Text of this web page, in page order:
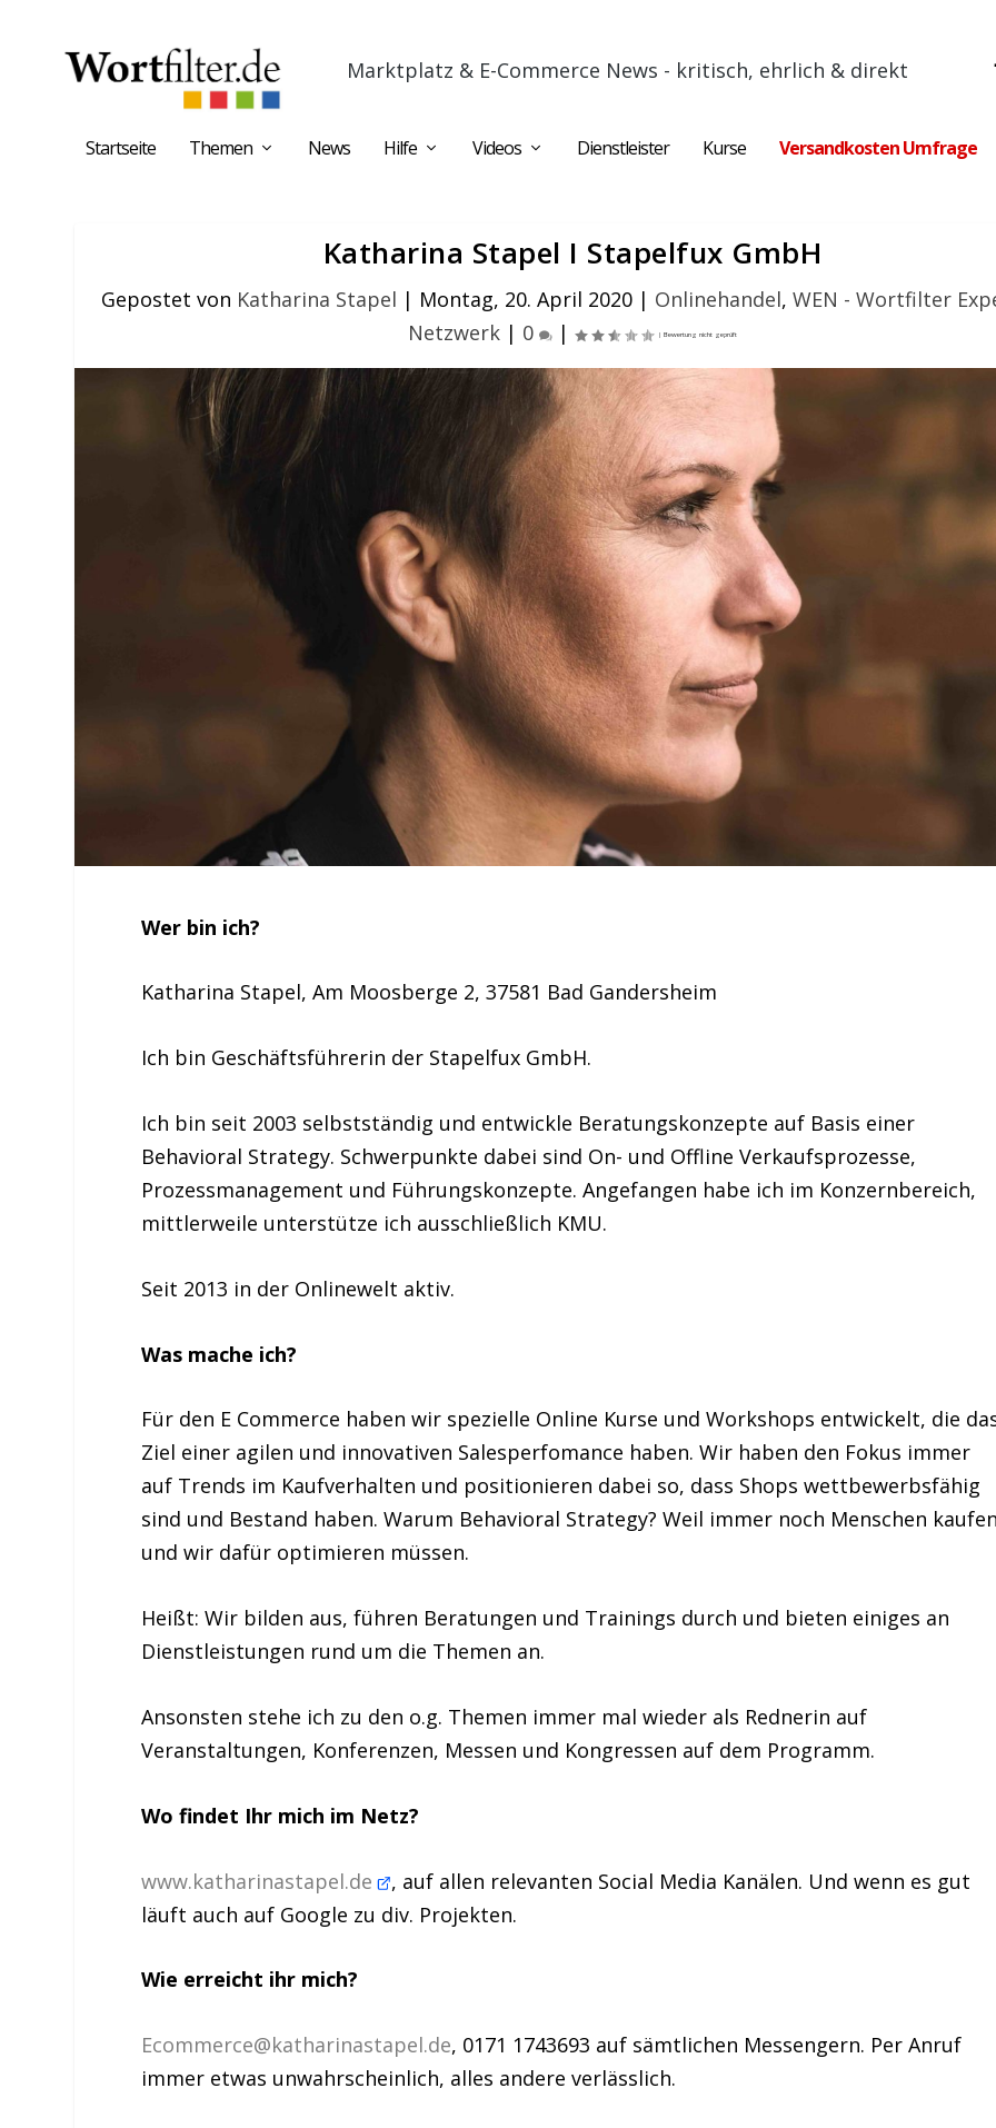
Marktplatz & E-Commerce News - kritisch, ehrlich & direkt
Startseite Themen News Hilfe Videos Dienstleister Kurse Versandkosten Umfrage
Katharina Stapel I Stapelfux GmbH
Gepostet von Katharina Stapel | Montag, 20. April 2020| Onlinehandel, WEN - Wortfilter
Netzwerk| 0 |
Wer bin ich?
Katharina Stapel, Am Moosberge 2, 37581 Bad Gandersheim
Ich bin Geschäftsführerin der Stapelfux GmbH.
Ich bin seit 2003 selbstständig und entwickle Beratungskonzepte auf Basis einer
Behavioral Strategy. Schwerpunkte dabei sind On- und Offline Verkaufsprozesse,
Prozessmanagement und Führungskonzepte. Angefangen habe ich im Konzernbereich,
mittlerweile unterstütze ich ausschließlich KMU.
Seit 2013 in der Onlinewelt aktiv.
Was mache ich?
Für den E Commerce haben wir spezielle Online Kurse und Workshops entwickelt, die
Ziel einer agilen und innovativen Salesperfomance haben. Wir haben den Fokus immer
auf Trends im Kaufverhalten und positionieren dabei so, dass Shops wettbewerbsfähig
sind und Bestand haben. Warum Behavioral Strategy? Weil immer noch Menschen
und wir dafür optimieren müssen.
Heißt: Wir bilden aus, führen Beratungen und Trainings durch und bieten einiges an
Dienstleistungen rund um die Themen an.
Ansonsten stehe ich zu den o.g. Themen immer mal wieder als Rednerin auf
Veranstaltungen, Konferenzen, Messen und Kongressen auf dem Programm.
Wo findet Ihr mich im Netz?
www.katharinastapel.de , auf allen relevanten Social Media Kanälen. Und wenn es gut
läuft auch auf Google zu div. Projekten.
Wie erreicht ihr mich?
Ecommerce@katharinastapel.de, 0171 1743693 auf sämtlichen Messengern. Per Anruf
immer etwas unwahrscheinlich, alles andere verlässlich.